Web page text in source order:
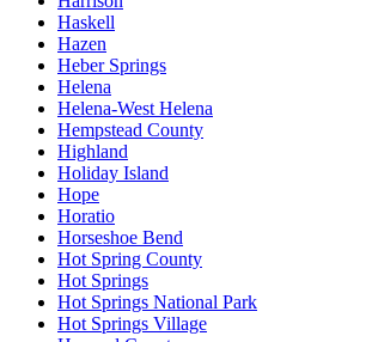
Haskell
Hazen
Heber Springs
Helena
Helena-West Helena
Hempstead County
Highland
Holiday Island
Hope
Horatio
Horseshoe Bend
Hot Spring County
Hot Springs
Hot Springs National Park
Hot Springs Village